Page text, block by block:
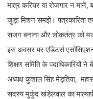
मात्र करियर या रोजगार न
जुड़ा मिशन समझें। पत्रकारिता
सजग बनाना और लोकतंत्र को
इस अवसर पर एडिटर्स
शिक्षण समिति के पदाधिकारियों ने
अध्यक्ष कुशाल सिंह मेड़तिया,
सदस्य मुकुंद खंडेलवाल का